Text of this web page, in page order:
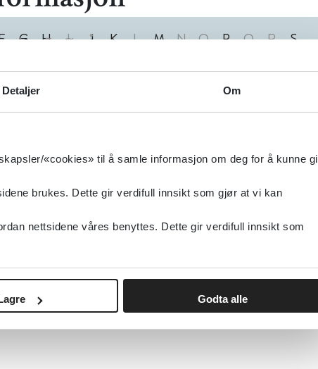
Detaljer Om
«cookies» til å samle informasjon om deg for å kunne gi
brukes. Dette gir verdifull innsikt som gjør at vi kan
nettsidene våres benyttes. Dette gir verdifull innsikt som
Godta alle
G H I J K L M N O P Q R S
Z Æ Ø Å